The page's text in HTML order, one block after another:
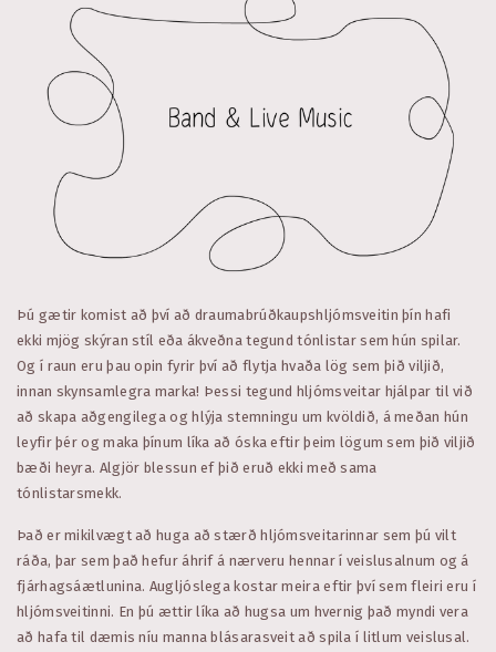
Þú gætir komist að því að draumabrúðkaupshljómsveitin þín hafi
ekki mjög skýran stíl eða ákveðna tegund tónlistar sem hún spilar.
Og í raun eru þau opin fyrir því að flytja hvaða lög sem þið viljið,
innan skynsamlegra marka! Þessi tegund hljómsveitar hjálpar til við
að skapa aðgengilega og hlýja stemningu um kvöldið, á meðan hún
leyfir þér og maka þínum líka að óska eftir þeim lögum sem þið viljið
bæði heyra. Algjör blessun ef þið eruð ekki með sama
tónlistarsmekk.
Það er mikilvægt að huga að stærð hljómsveitarinnar sem þú vilt
ráða, þar sem það hefur áhrif á nærveru hennar í veislusalnum og á
fjárhagsáætlunina. Augljóslega kostar meira eftir því sem fleiri eru í
hljómsveitinni. En þú ættir líka að hugsa um hvernig það myndi vera
að hafa til dæmis níu manna blásarasveit að spila í litlum veislusal.